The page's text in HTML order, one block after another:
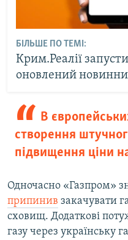
БІЛЬШЕ ПО ТЕМІ:
Крим.Реалії
оновлений
В
створення
підвищення ціни
Одночасно «Газпром»
припинив закачувати
сховищ. Додаткові
газу через українську